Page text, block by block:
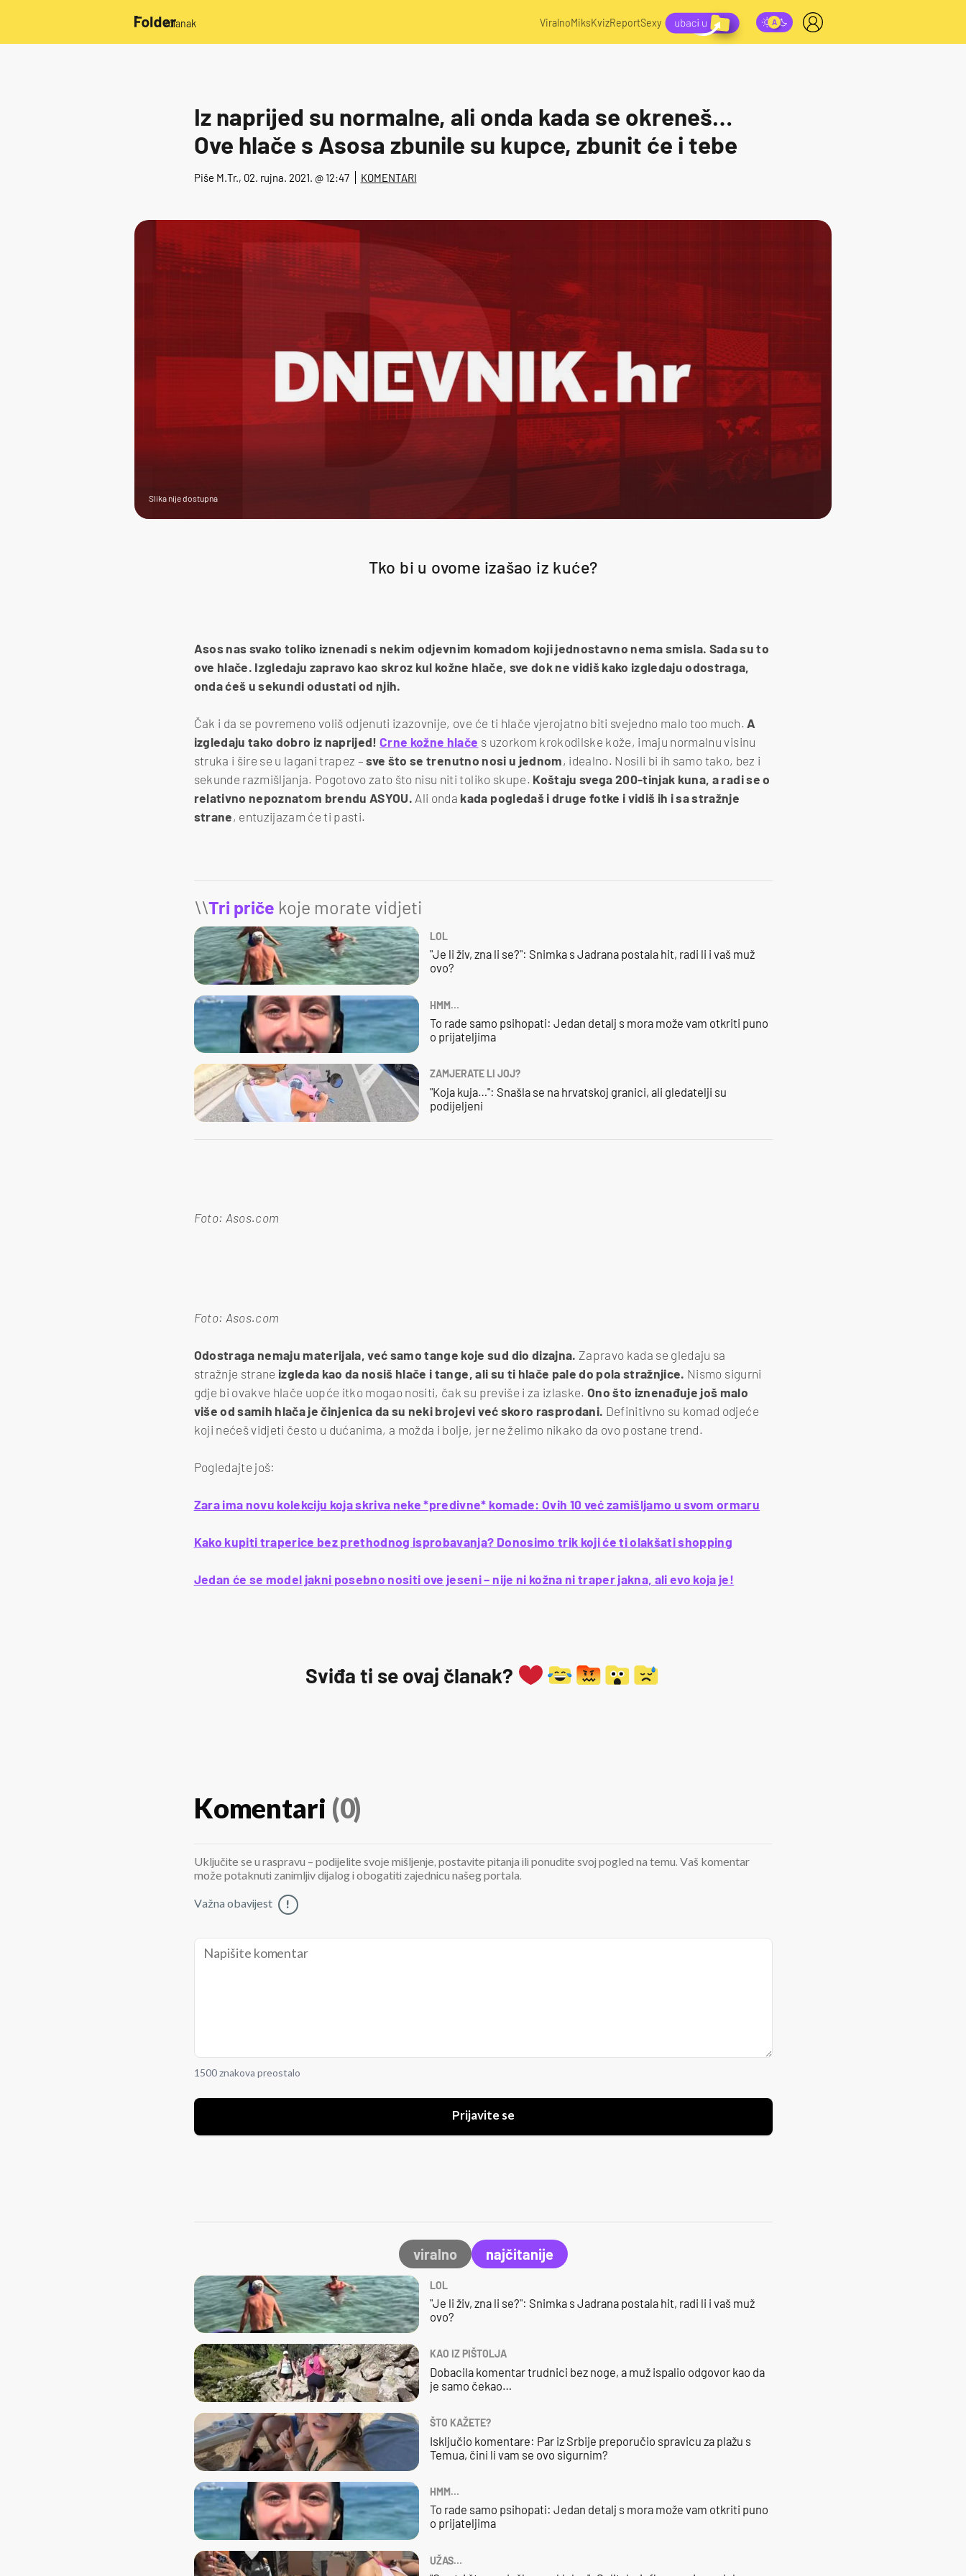
/članak ViralnoMiksKvizReportSexy
Iz naprijed su normalne, ali onda kada se okreneš…
Ove hlače s Asosa zbunile su kupce, zbunit će i tebe
Piše M.Tr., 02. rujna. 2021. @ 12:47 KOMENTARI
Slika nije dostupna
Tko bi u ovome izašao iz kuće?
Asos nas svako toliko iznenadi s nekim odjevnim komadom koji jednostavno nema smisla. Sada su to
ove hlače. Izgledaju zapravo kao skroz kul kožne hlače, sve dok ne vidiš kako izgledaju odostraga,
onda ćeš u sekundi odustati od njih.
Čak i da se povremeno voliš odjenuti izazovnije, ove će ti hlače vjerojatno biti svejedno malo too much. A
izgledaju tako dobro iz naprijed! Crne kožne hlače s uzorkom krokodilske kože, imaju normalnu visinu
struka i šire se u lagani trapez –sve što se trenutno nosi u jednom , idealno. Nosili bi ih samo tako, bez i
sekunde razmišljanja. Pogotovo zato što nisu niti toliko skupe. Koštaju svega 200-tinjak kuna, a radi se o
relativno nepoznatom brendu ASYOU. Ali onda kada pogledaš i druge fotke i vidiš ih i sa stražnje
strane , entuzijazam će ti pasti.
\\Tri priče koje morate vidjeti
LOL
"Je li živ, zna li se?": Snimka s Jadrana postala hit, radi li i vaš muž
ovo?
HMM…
To rade samo psihopati: Jedan detalj s mora može vam otkriti puno
o prijateljima
ZAMJERATE LI JOJ?
"Koja kuja…": Snašla se na hrvatskoj granici, ali gledatelji su
podijeljeni
Foto: Asos.com
Foto: Asos.com
Odostraga nemaju materijala, već samo tange koje sud dio dizajna. Zapravo kada se gledaju sa
stražnje strane izgleda kao da nosiš hlače i tange, ali su ti hlače pale do pola stražnjice. Nismo sigurni
gdje bi ovakve hlače uopće itko mogao nositi, čak su previše i za izlaske. Ono što iznenađuje još malo
više od samih hlača je činjenica da su neki brojevi već skoro rasprodani. Definitivno su komad odjeće
koji nećeš vidjeti često u dućanima, a možda i bolje, jer ne želimo nikako da ovo postane trend.
Pogledajte još:
Zara ima novu kolekciju koja skriva neke *predivne* komade: Ovih 10 već zamišljamo u svom ormaru
Kako kupiti traperice bez prethodnog isprobavanja? Donosimo trik koji će ti olakšati shopping
Jedan će se model jakni posebno nositi ove jeseni – nije ni kožna ni traper jakna, ali evo koja je!
Sviđa ti se ovaj članak?
Komentari (0)
Uključite se u raspravu – podijelite svoje mišljenje, postavite pitanja ili ponudite svoj pogled na temu. Vaš komentar
može potaknuti zanimljiv dijalog i obogatiti zajednicu našeg portala.
Važna obavijest !
1500 znakova preostalo
Prijavite se
viralno najčitanije
LOL
"Je li živ, zna li se?": Snimka s Jadrana postala hit, radi li i vaš muž
ovo?
KAO IZ PIŠTOLJA
Dobacila komentar trudnici bez noge, a muž ispalio odgovor kao da
je samo čekao…
ŠTO KAŽETE?
Isključio komentare: Par iz Srbije preporučio spravicu za plažu s
Temua, čini li vam se ovo sigurnim?
HMM…
To rade samo psihopati: Jedan detalj s mora može vam otkriti puno
o prijateljima
UŽAS…